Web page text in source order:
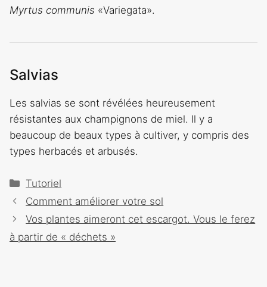
Myrtus communis «Variegata».
Salvias
Les salvias se sont révélées heureusement
résistantes aux champignons de miel. Il y a
beaucoup de beaux types à cultiver, y compris des
types herbacés et arbusés.
Catégories
Tutoriel
Navigation
des
Comment améliorer votre sol
Vos plantes aimeront cet escargot. Vous le ferez
à partir de « déchets »